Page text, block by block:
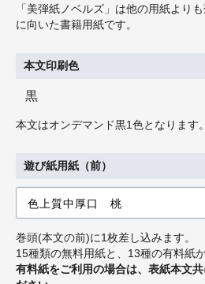
「美弾紙ノベルズ」は他の用紙より
に向いた書籍用紙です。
本文印刷色
黒
本文はオンデマンド黒1色となります。
遊び紙用紙（前）
巻頭(本文の前)に1枚差し込みます。
15種類の無料用紙と、13種の有料紙
有料紙をご利用の場合は、表紙本文